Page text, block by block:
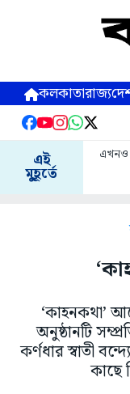
কলকাতারাজ্য
এই
মুহূর্তে
এখনও
‘কাহনকথা’
অনুষ্ঠানটি
কর্ণধার স্বাতী
কাছে